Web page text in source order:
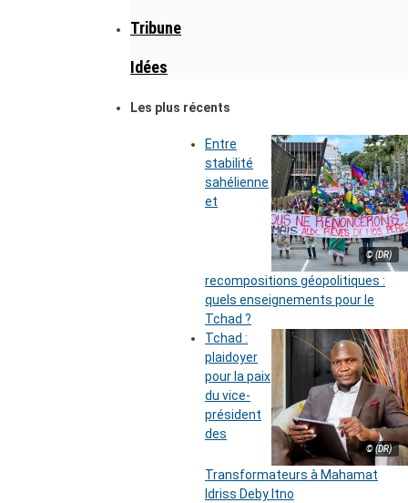
Tribune
Idées
Les plus récents
© (DR)
Entre
stabilité
sahélienne
et
recompositions géopolitiques :
quels enseignements pour le
Tchad ?
© (DR)
Tchad :
plaidoyer
pour la paix
du vice-
président
des
Transformateurs à Mahamat
Idriss Deby Itno